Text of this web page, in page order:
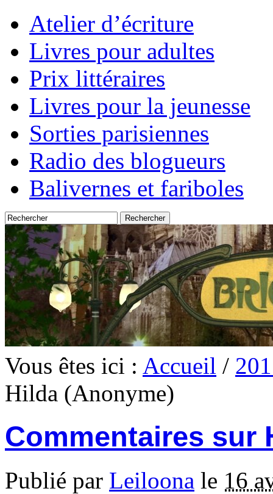
Atelier d’écriture
Livres pour adultes
Prix littéraires
Livres pour la jeunesse
Sorties parisiennes
Radio des blogueurs
Balivernes et fariboles
Vous êtes ici : Accueil /
Hilda (Anonyme)
Commentaires sur
Publié par Leiloona le 16